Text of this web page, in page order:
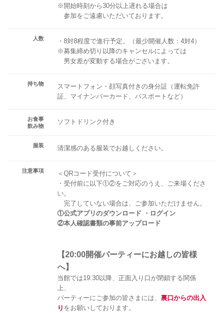
※開始時刻から30分以上遅れる場合は
参加をご遠慮いただいております。
人数
・8対8程度で進行予定。（最少開催人数：4対4）
※募集締め切り以降のキャンセルによっては
男女差が変動する場合がございます。
持ち物
スマートフォン・顔写真付きの身分証（運転免許
証、マイナンバーカード、パスポートなど）
お食事
飲み物
ソフトドリンク付き
服装 清潔感のある服装でお越しください。
注意事項
＜QRコード受付について＞
・受付前に以下①②をご対応のうえ、ご来場くださ
い。
完了していない場合は、ご参加いただけません。
①公式アプリのダウンロード ・ログイン
②本人確認書類の事前アップロード
【20:00開催パーティーにお越しの皆様
へ】
当館では19:30以降、正面入り口が閉鎖する関係
上、
パーティーにご参加の皆さまには、 裏口からの出入
り をお願いしております。